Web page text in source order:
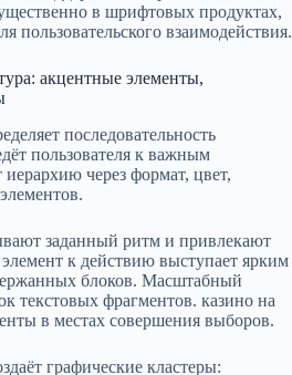
в шрифтовых продуктах,
пользовательского взаимодействия.
акцентные элементы,
последовательность
пользователя к важным
через формат, цвет,
заданный ритм и привлекают
к действию выступает ярким
блоков. Масштабный
текстовых фрагментов. казино на
в местах совершения выборов.
графические кластеры: